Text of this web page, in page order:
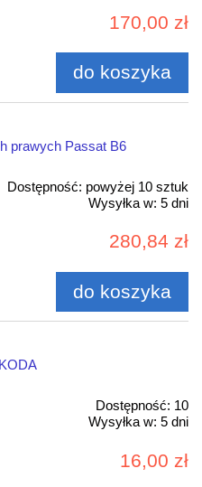
170,00 zł
do koszyka
prawych Passat B6
Dostępność: powyżej 10 sztuk
Wysyłka w: 5 dni
280,84 zł
do koszyka
Dostępność: 10
Wysyłka w: 5 dni
16,00 zł